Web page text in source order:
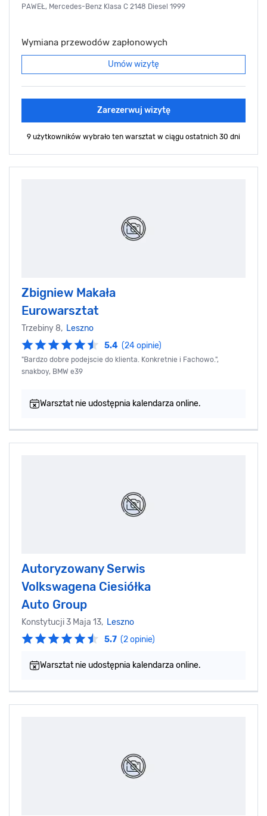
PAWEŁ, Mercedes-Benz Klasa C 2148 Diesel 1999
Wymiana przewodów zapłonowych
Umów wizytę
Zarezerwuj wizytę
9 użytkowników wybrało ten warsztat w ciągu ostatnich 30 dni
Zbigniew Makała
Eurowarsztat
Trzebiny 8, Leszno
5.4 (24 opinie)
"Bardzo dobre podejscie do klienta. Konkretnie i Fachowo.",
snakboy, BMW e39
Warsztat nie udostępnia kalendarza online.
Autoryzowany Serwis
Volkswagena Ciesiółka
Auto Group
Konstytucji 3 Maja 13, Leszno
5.7 (2 opinie)
Warsztat nie udostępnia kalendarza online.